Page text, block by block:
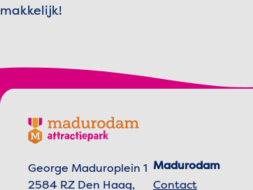
makkelijk!
Footer menu
Madurodam logo, naar de homepage
George Maduroplein 1
2584 RZ Den Haag,
Madurodam
Contact